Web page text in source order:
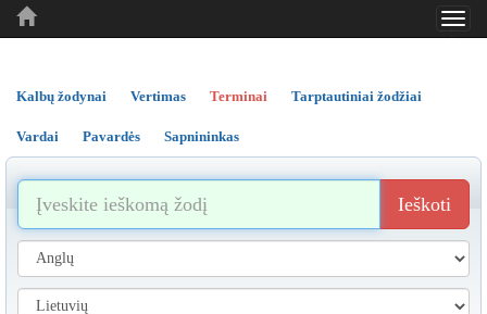
..
..
Kalbų žodynai Vertimas Terminai Tarptautiniai žodžiai
Vardai Pavardės Sapnininkas
Ieškoti